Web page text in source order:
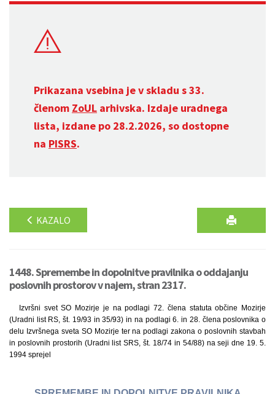
Prikazana vsebina je v skladu s 33.
členom ZoUL arhivska. Izdaje uradnega
lista, izdane po 28.2.2026, so dostopne
na PISRS.
KAZALO
1448. Spremembe in dopolnitve pravilnika o oddajanju
poslovnih prostorov v najem, stran 2317.
Izvršni svet SO Mozirje je na podlagi 72. člena statuta občine Mozirje
(Uradni list RS, št. 19/93 in 35/93) in na podlagi 6. in 28. člena poslovnika o
delu Izvršnega sveta SO Mozirje ter na podlagi zakona o poslovnih stavbah
in poslovnih prostorih (Uradni list SRS, št. 18/74 in 54/88) na seji dne 19. 5.
1994 sprejel